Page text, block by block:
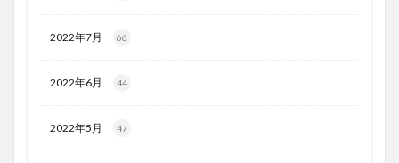
2022年7月 66
2022年6月 44
2022年5月 47